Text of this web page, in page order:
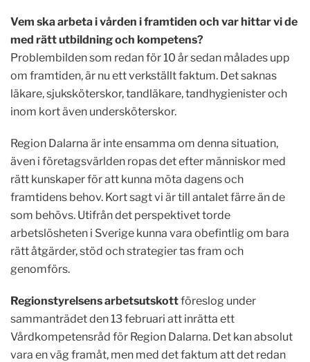
Vem ska arbeta i vården i framtiden och var hittar vi de
med rätt utbildning och kompetens?
Problembilden som redan för 10 år sedan målades upp
om framtiden, är nu ett verkställt faktum. Det saknas
läkare, sjuksköterskor, tandläkare, tandhygienister och
inom kort även undersköterskor.
Region Dalarna är inte ensamma om denna situation,
även i företagsvärlden ropas det efter människor med
rätt kunskaper för att kunna möta dagens och
framtidens behov. Kort sagt vi är till antalet färre än de
som behövs. Utifrån det perspektivet torde
arbetslösheten i Sverige kunna vara obefintlig om bara
rätt åtgärder, stöd och strategier tas fram och
genomförs.
Regionstyrelsens arbetsutskottföreslog under
sammanträdet den 13 februari att inrätta ett
Vårdkompetensråd för Region Dalarna. Det kan absolut
vara en väg framåt, men med det faktum att det redan